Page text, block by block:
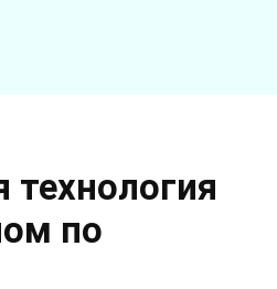
технология
по